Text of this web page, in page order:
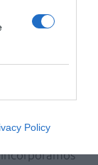
Policy
que
Pero otro
de la
de este tipo.
de la